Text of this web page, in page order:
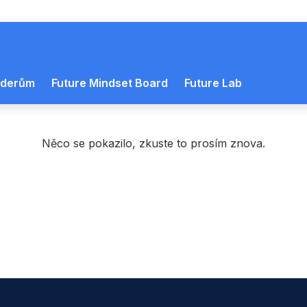
Future Mindset Board Future Lab
Něco se pokazilo, zkuste to prosím znova.